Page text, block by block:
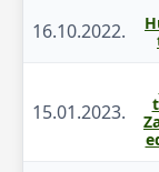
16.10.2022.
15.01.2023.